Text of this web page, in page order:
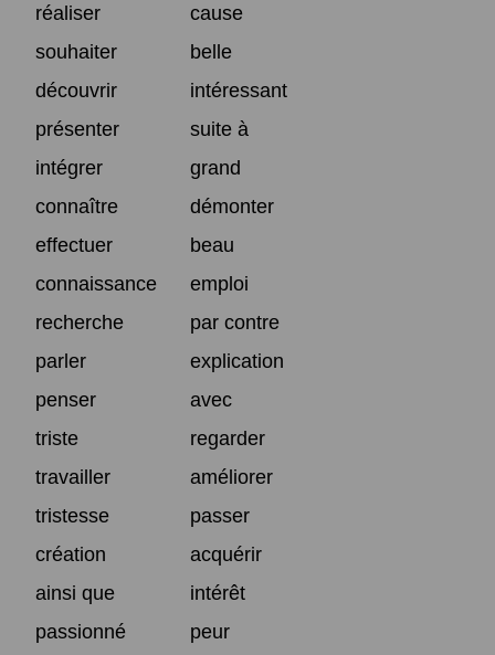
réaliser
cause
souhaiter
belle
découvrir
intéressant
présenter
suite à
intégrer
grand
connaître
démonter
effectuer
beau
connaissance
emploi
recherche
par contre
parler
explication
penser
avec
triste
regarder
travailler
améliorer
tristesse
passer
création
acquérir
ainsi que
intérêt
passionné
peur